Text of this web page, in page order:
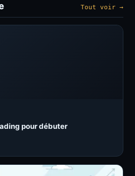
Tout voir →
pour débuter